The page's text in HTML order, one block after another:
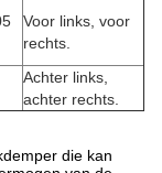
Voor links, voor
rechts.
Achter links,
achter rechts.
die kan